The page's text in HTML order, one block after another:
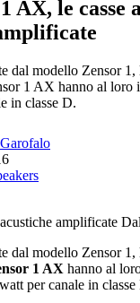
AX, le casse
dal modello Zensor 1,
1 AX hanno al loro
in classe D.
dal modello Zensor 1,
1 AX hanno al
per canale in classe